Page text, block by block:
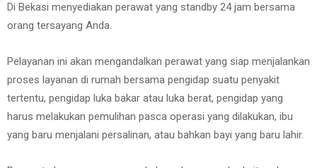
Di Bekasi menyediakan perawat yang standby 24 jam bersama
orang tersayang Anda.
Pelayanan ini akan mengandalkan perawat yang siap menjalankan
proses layanan di rumah bersama pengidap suatu penyakit
tertentu, pengidap luka bakar atau luka berat, pengidap yang
harus melakukan pemulihan pasca operasi yang dilakukan, ibu
yang baru menjalani persalinan, atau bahkan bayi yang baru lahir.